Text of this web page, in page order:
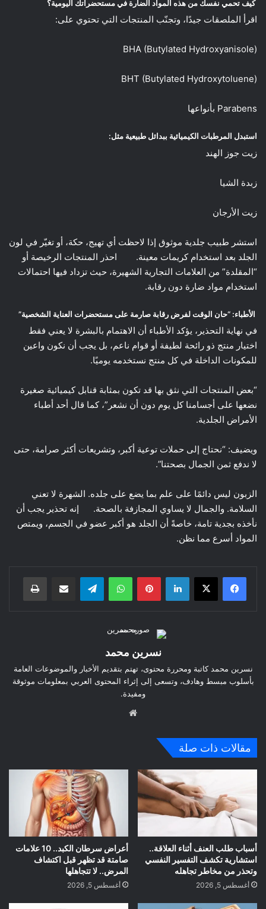
كيف تحمي نفسك من هذه المواد الضارة في مستحضراتك اليومية؟
اقرأ الملصقات جيدًا، وتجنّب المنتجات التي تحتوي على:
BHA (Butylated Hydroxyanisole)
BHT (Butylated Hydroxytoluene)
Parabens بأنواعها
استبدل المرطبات الكيميائية ببدائل طبيعية مثل:
زيت جوز الهند
زبدة الشيا
زيت الأرجان
استشر طبيب جلدية موثوق إذا لاحظت أي تهيج، حكة، أو تغيّر في لون
الجلد بعد استخدام كريمات معينة. احذر المنتجات الرخيصة أو
“المقلدة” من العلامات التجارية الشهيرة، حيث تزداد فيها احتمالات
استخدام مواد ضارة دون رقابة.
الأطباء: “حان الوقت لفرض رقابة صارمة على مستحضرات العناية الشخصية”
في نهاية التحذير، يؤكد الأطباء أن الاهتمام بالبشرة لا يعني فقط
اختيار منتج ذو رائحة لطيفة أو قوام ناعم، بل يجب أن نكون واعين
للمكونات الداخلة في كل منتج نستخدمه يوميًا.
“بعض المنتجات التي نثق بها قد تكون بمثابة قنابل كيميائية صغيرة
نضعها على أجسامنا كل يوم دون أن نشعر”، كما قال أحد أطباء
الأمراض الجلدية.
ويضيف: “نحتاج إلى حملات توعية أكبر، وتشريعات أكثر صرامة، حتى
لا ندفع ثمن الجمال بصحتنا”.
الزبون ليس دائمًا على علم بما يضع على جلده. الشهرة لا تعني
السلامة. والجمال لا يساوي المجازفة بالصحة. إنه تحذير يجب أن
نأخذه بجدية تامة، خاصةً أن الجلد هو أكبر عضو في الجسم، ويمتص
المواد أسرع مما نظن.
لينكدإن بينتيريست واتساب
نسرين محمد
نسرين محمد كاتبة ومحررة محتوى، تهتم بتقديم الأخبار والموضوعات العامة
بأسلوب مبسط وهادف، وتسعى إلى إثراء المحتوى العربي بمعلومات موثوقة
ومفيدة.
مقالات ذات صلة
أسباب طلب العنف أثناء العلاقة..
استشارية تكشف التفسير النفسي
وتحذر من مخاطر تجاهله
أغسطس 5, 2026
أعراض سرطان الكبد.. 10 علامات
صامتة قد تظهر قبل اكتشاف
المرض.. لا تتجاهلها
أغسطس 5, 2026